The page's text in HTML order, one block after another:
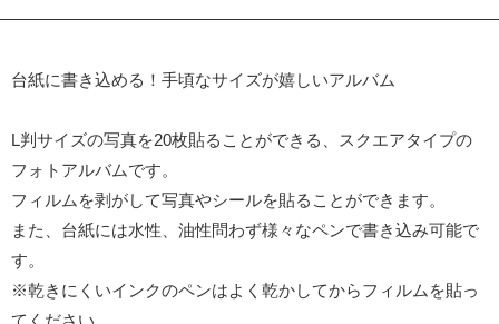
台紙に書き込める！手頃なサイズが嬉しいアルバム
L判サイズの写真を20枚貼ることができる、スクエアタイプの
フォトアルバムです。
フィルムを剥がして写真やシールを貼ることができます。
また、台紙には水性、油性問わず様々なペンで書き込み可能で
す。
※乾きにくいインクのペンはよく乾かしてからフィルムを貼っ